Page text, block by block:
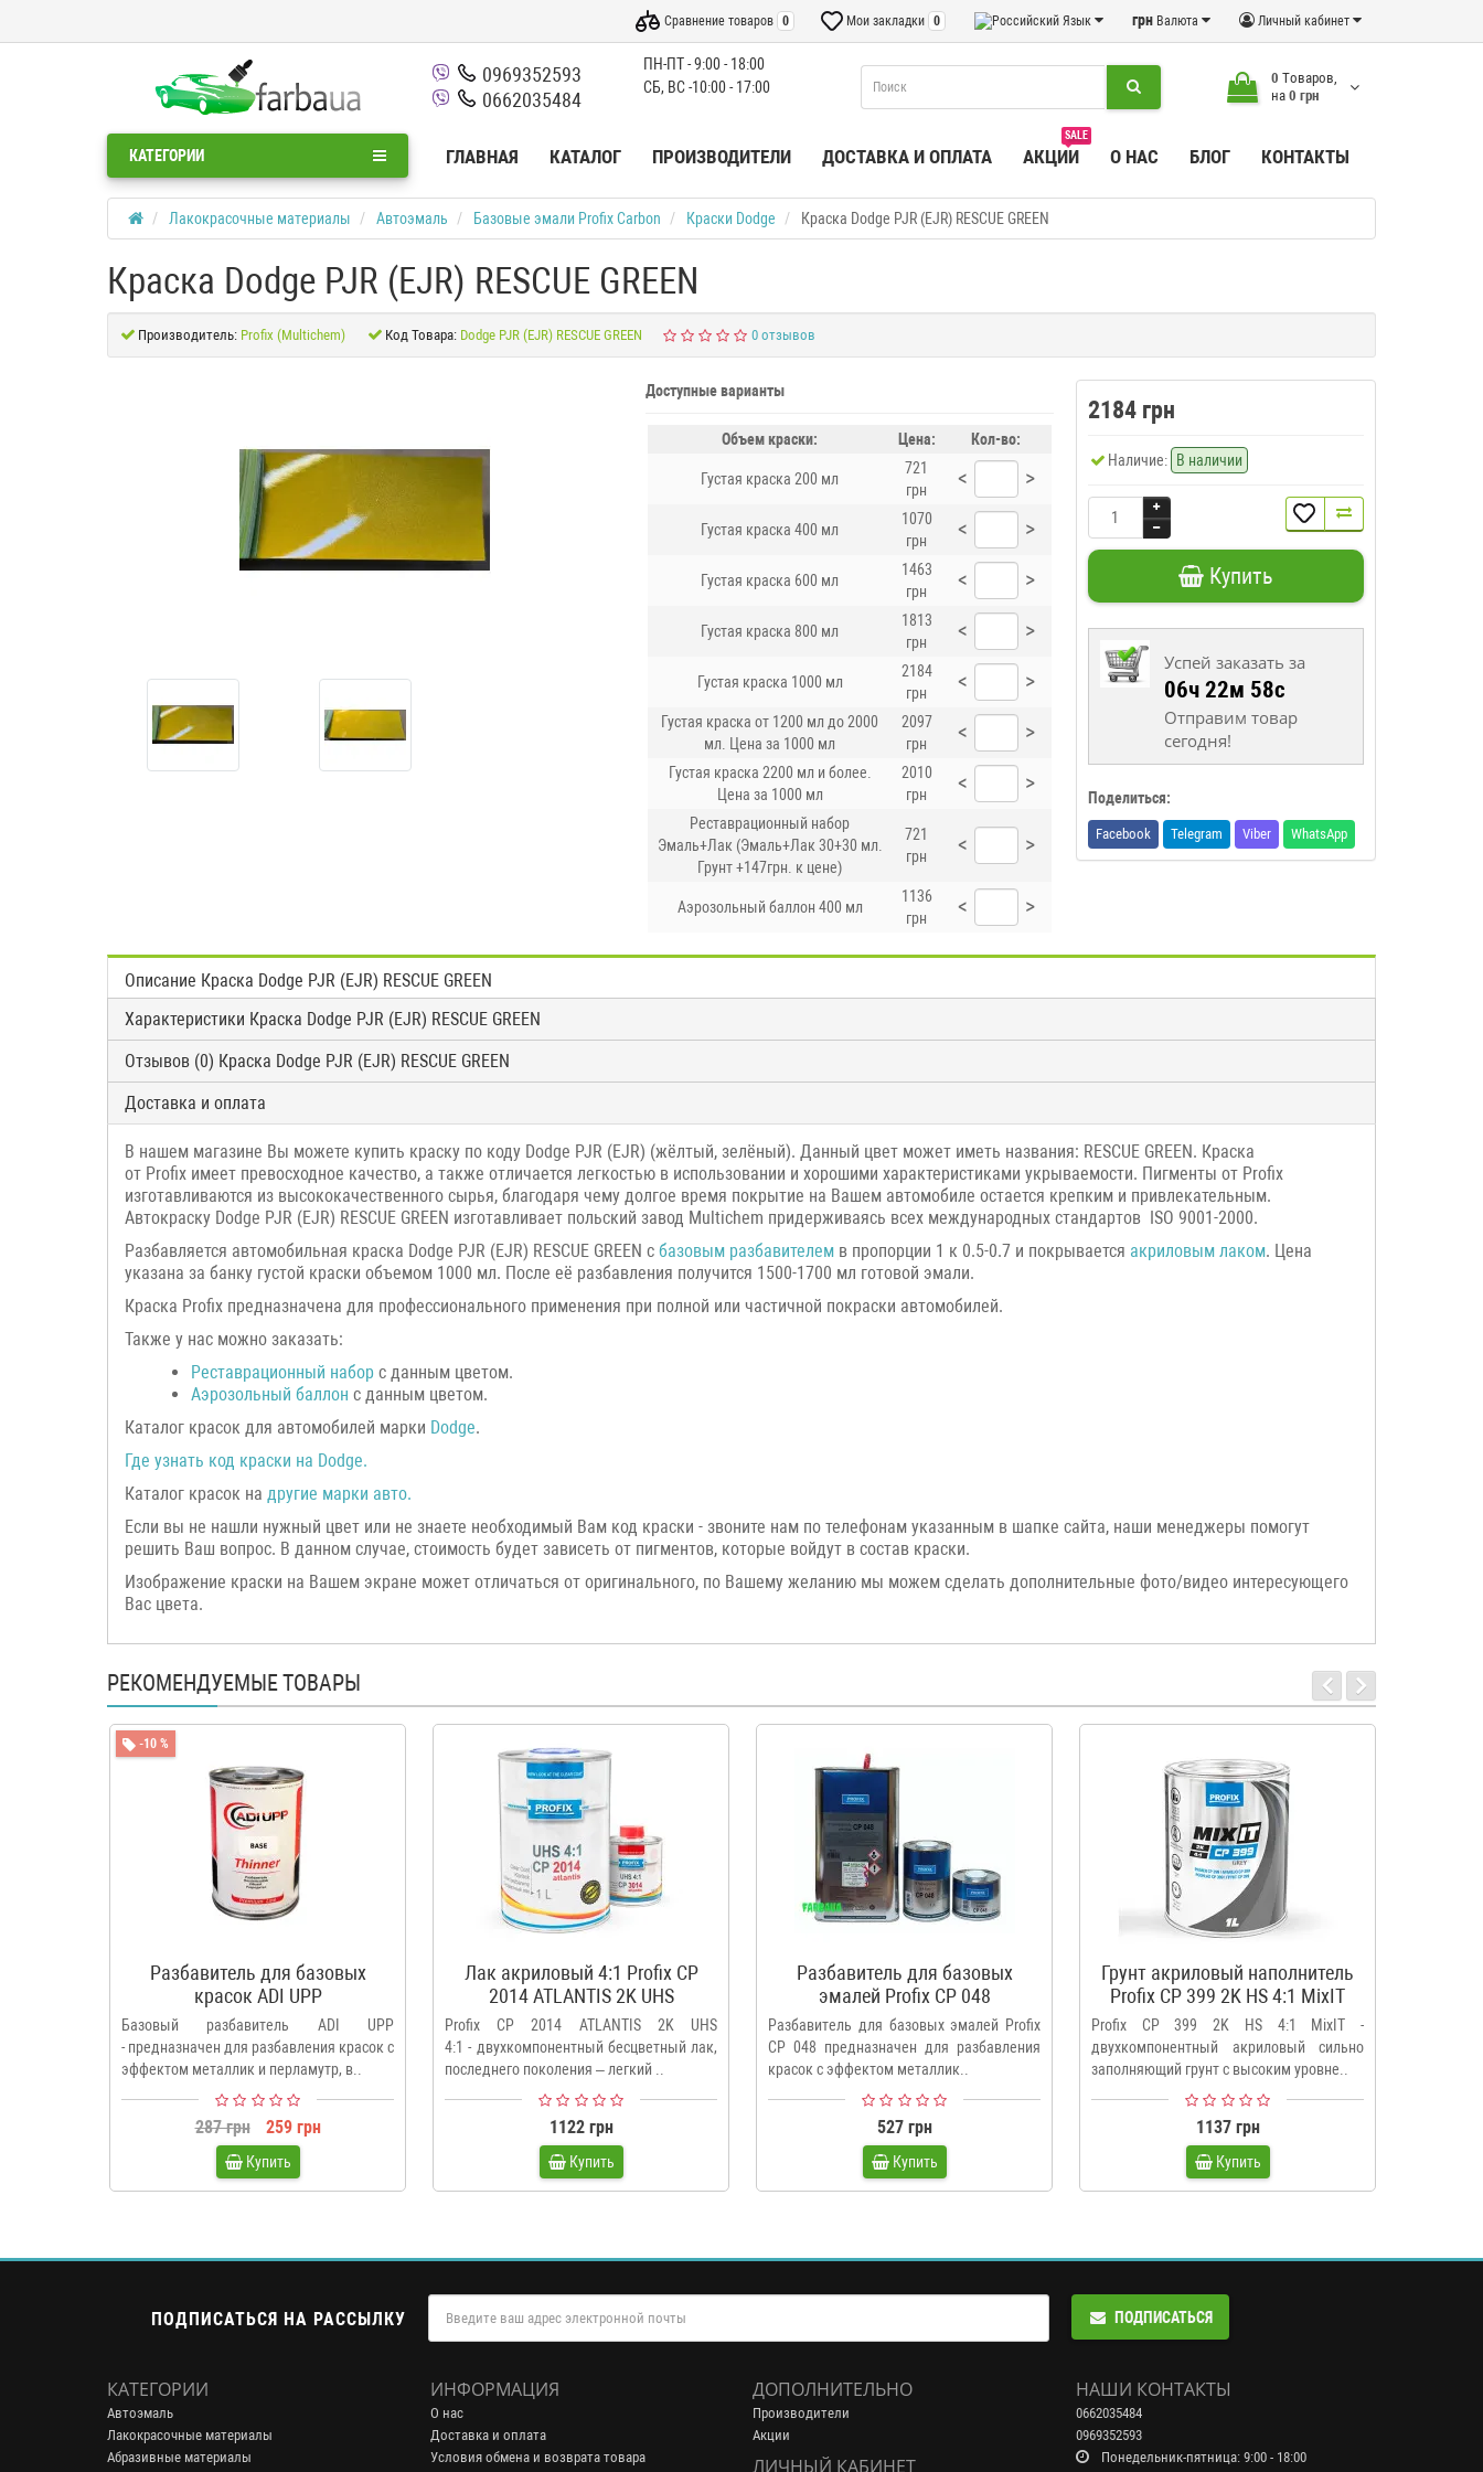
Личный кабинет
грн Валюта
Язык
Мои закладки 0
Сравнение товаров 0
0969352593
0662035484
ПН-ПТ - 9:00 - 18:00
СБ, ВС -10:00 - 17:00
0 Tоваров,
на 0 грн
КАТЕГОРИИ ГЛАВНАЯ КАТАЛОГ ПРОИЗВОДИТЕЛИ ДОСТАВКА И ОПЛАТА
SALE
АКЦИИ О НАС БЛОГ КОНТАКТЫ
Лакокрасочные материалы Автоэмаль Базовые эмали Profix Carbon Краски Dodge Краска Dodge PJR (EJR) RESCUE GREEN
Краска Dodge PJR (EJR) RESCUE GREEN
Производитель: Profix (Multichem) Код Товара: Dodge PJR (EJR) RESCUE GREEN 0 отзывов
Доступные варианты
Объем краски: Цена: Кол-во:
Густая краска 200 мл
721
грн
< >
Густая краска 400 мл
1070
грн
< >
Густая краска 600 мл
1463
грн
< >
Густая краска 800 мл
1813
грн
< >
Густая краска 1000 мл
2184
грн
< >
Густая краска от 1200 мл до 2000
мл. Цена за 1000 мл
2097
грн
< >
Густая краска 2200 мл и более.
Цена за 1000 мл
2010
грн
< >
Реставрационный набор
Эмаль+Лак (Эмаль+Лак 30+30 мл.
Грунт +147грн. к цене)
721
грн
< >
Аэрозольный баллон 400 мл
1136
грн
< >
2184 грн
Наличие: В наличии
Купить
Успей заказать за
06ч 22м 58с
Отправим товар
сегодня!
Поделиться:
Facebook Telegram Viber WhatsApp
Описание Краска Dodge PJR (EJR) RESCUE GREEN
Характеристики Краска Dodge PJR (EJR) RESCUE GREEN
Отзывов (0) Краска Dodge PJR (EJR) RESCUE GREEN
Доставка и оплата
В нашем магазине Вы можете купить краску по коду Dodge PJR (EJR) (жёлтый, зелёный). Данный цвет может иметь названия: RESCUE GREEN. Краска
от Profix имеет превосходное качество, а также отличается легкостью в использовании и хорошими характеристиками укрываемости. Пигменты от Profix
изготавливаются из высококачественного сырья, благодаря чему долгое время покрытие на Вашем автомобиле остается крепким и привлекательным.
Автокраску Dodge PJR (EJR) RESCUE GREEN изготавливает польский завод Multichem придерживаясь всех международных стандартов ISO 9001-2000.
Разбавляется автомобильная краска Dodge PJR (EJR) RESCUE GREEN с базовым разбавителем в пропорции 1 к 0.5-0.7 и покрывается акриловым лаком. Цена
указана за банку густой краски объемом 1000 мл. После её разбавления получится 1500-1700 мл готовой эмали.
Краска Profix предназначена для профессионального применения при полной или частичной покраски автомобилей.
Также у нас можно заказать:
Реставрационный набор с данным цветом.
Аэрозольный баллон с данным цветом.
Каталог красок для автомобилей марки Dodge.
Где узнать код краски на Dodge.
Каталог красок на другие марки авто.
Если вы не нашли нужный цвет или не знаете необходимый Вам код краски - звоните нам по телефонам указанным в шапке сайта, наши менеджеры помогут
решить Ваш вопрос. В данном случае, стоимость будет зависеть от пигментов, которые войдут в состав краски.
Изображение краски на Вашем экране может отличаться от оригинального, по Вашему желанию мы можем сделать дополнительные фото/видео интересующего
Вас цвета.
РЕКОМЕНДУЕМЫЕ ТОВАРЫ
-10 %
Разбавитель для базовых
красок ADI UPP
Базовый разбавитель ADI UPP
- предназначен для разбавления красок с
эффектом металлик и перламутр, в..
287 грн 259 грн
Купить
Лак акриловый 4:1 Profix CP
2014 ATLANTIS 2K UHS
Profix CP 2014 ATLANTIS 2K UHS
4:1 - двухкомпонентный бесцветный лак,
последнего поколения – легкий ..
1122 грн
Купить
Разбавитель для базовых
эмалей Profix CP 048
Разбавитель для базовых эмалей Profix
CP 048 предназначен для разбавления
красок с эффектом металлик..
527 грн
Купить
Грунт акриловый наполнитель
Profix CP 399 2K HS 4:1 MixIT
Profix CP 399 2K HS 4:1 MixIT -
двухкомпонентный акриловый сильно
заполняющий грунт с высоким уровне..
1137 грн
Купить
ПОДПИСАТЬСЯ НА РАССЫЛКУ ПОДПИСАТЬСЯ
КАТЕГОРИИ
Автоэмаль
Лакокрасочные материалы
Абразивные материалы
ИНФОРМАЦИЯ
О нас
Доставка и оплата
Условия обмена и возврата товара
ДОПОЛНИТЕЛЬНО
Производители
Акции
ЛИЧНЫЙ КАБИНЕТ
НАШИ КОНТАКТЫ
0662035484
0969352593
Понедельник-пятница: 9:00 - 18:00